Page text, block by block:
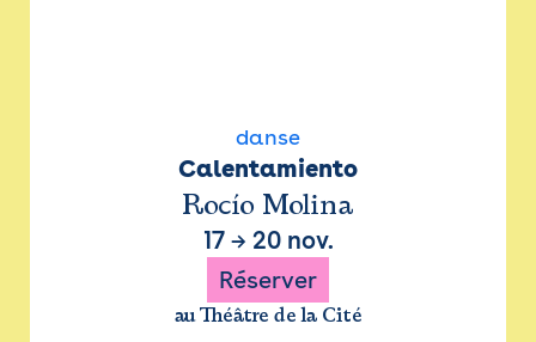
danse
Calentamiento
Rocío Molina
17→ 20 nov.
Réserver
au Théâtre de la Cité